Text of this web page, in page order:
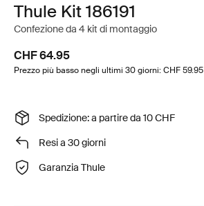
Thule Kit 186191
Confezione da 4 kit di montaggio
CHF 64.95
Prezzo più basso negli ultimi 30 giorni: CHF 59.95
Spedizione: a partire da 10 CHF
Resi a 30 giorni
Garanzia Thule